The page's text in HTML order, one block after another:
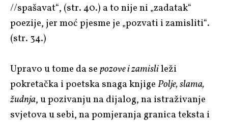
//spašavat“, (str. 40.) a to nije ni „zadatak“
poezije, jer moć pjesme je „pozvati i zamisliti“.
(str. 34.)
Upravo u tome da sepozove i zamislileži
pokretačka i poetska snaga knjigePolje, slama,
žudnja, u pozivanju na dijalog, na istraživanje
svjetova u sebi, na pomjeranja granica teksta i